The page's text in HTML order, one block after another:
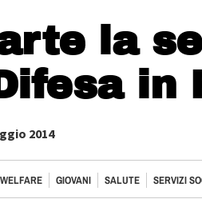
la
in
2014
WELFARE GIOVANI SALUTE SERVIZI